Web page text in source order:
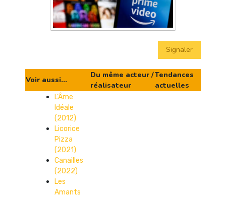
Signaler
Voir aussi...
Du même acteur /
réalisateur
Tendances
actuelles
L’Âme
Idéale
(2012)
Licorice
Pizza
(2021)
Canailles
(2022)
Les
Amants